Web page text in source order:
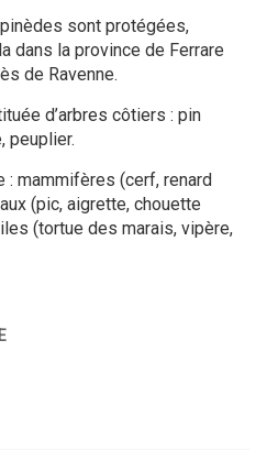
sont protégées,
dans la province de Ferrare
de Ravenne.
d’arbres côtiers : pin
peuplier.
: mammifères (cerf, renard
(pic, aigrette, chouette
(tortue des marais, vipère,